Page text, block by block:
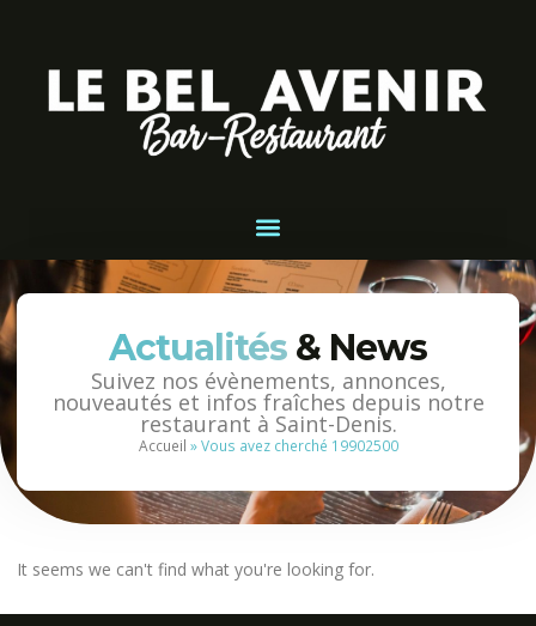
Actualités & News
Suivez nos évènements, annonces,
nouveautés et infos fraîches depuis notre
restaurant à Saint-Denis.
Accueil »Vous avez cherché 19902500
It seems we can't find what you're looking for.